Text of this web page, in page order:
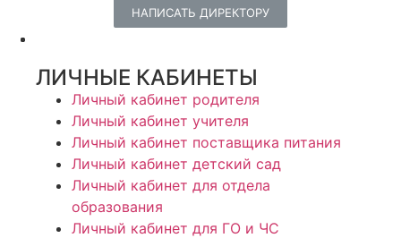
НАПИСАТЬ ДИРЕКТОРУ
ЛИЧНЫЕ КАБИНЕТЫ
Личный кабинет родителя
Личный кабинет учителя
Личный кабинет поставщика питания
Личный кабинет детский сад
Личный кабинет для отдела
образования
Личный кабинет для ГО и ЧС